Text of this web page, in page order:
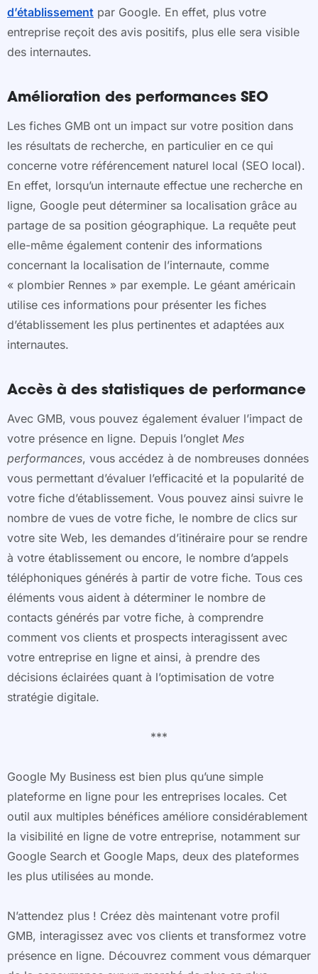
d’établissement par Google. En effet, plus votre
entreprise reçoit des avis positifs, plus elle sera visible
des internautes.
Amélioration des performances SEO
Les fiches GMB ont un impact sur votre position dans
les résultats de recherche, en particulier en ce qui
concerne votre référencement naturel local (SEO local).
En effet, lorsqu’un internaute effectue une recherche en
ligne, Google peut déterminer sa localisation grâce au
partage de sa position géographique. La requête peut
elle-même également contenir des informations
concernant la localisation de l’internaute, comme
« plombier Rennes » par exemple. Le géant américain
utilise ces informations pour présenter les fiches
d’établissement les plus pertinentes et adaptées aux
internautes.
Accès à des statistiques de performance
Avec GMB, vous pouvez également évaluer l’impact de
votre présence en ligne. Depuis l’onglet Mes
performances, vous accédez à de nombreuses données
vous permettant d’évaluer l’efficacité et la popularité de
votre fiche d’établissement. Vous pouvez ainsi suivre le
nombre de vues de votre fiche, le nombre de clics sur
votre site Web, les demandes d’itinéraire pour se rendre
à votre établissement ou encore, le nombre d’appels
téléphoniques générés à partir de votre fiche. Tous ces
éléments vous aident à déterminer le nombre de
contacts générés par votre fiche, à comprendre
comment vos clients et prospects interagissent avec
votre entreprise en ligne et ainsi, à prendre des
décisions éclairées quant à l’optimisation de votre
stratégie digitale.
***
Google My Business est bien plus qu’une simple
plateforme en ligne pour les entreprises locales. Cet
outil aux multiples bénéfices améliore considérablement
la visibilité en ligne de votre entreprise, notamment sur
Google Search et Google Maps, deux des plateformes
les plus utilisées au monde.
N’attendez plus ! Créez dès maintenant votre profil
GMB, interagissez avec vos clients et transformez votre
présence en ligne. Découvrez comment vous démarquer